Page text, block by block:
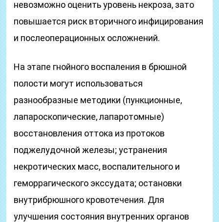
невозможно оценить уровень некроза, зато
повышается риск вторичного инфицирования
и послеоперационных осложнений.
На этапе гнойного воспаления в брюшной
полости могут использоваться
разнообразные методики (пункционные,
лапароскопические, лапаротомные)
восстановления оттока из протоков
поджелудочной железы; устранения
некротических масс, воспалительного и
геморрагического экссудата; остановки
внутрибрюшного кровотечения. Для
улучшения состояния внутренних органов